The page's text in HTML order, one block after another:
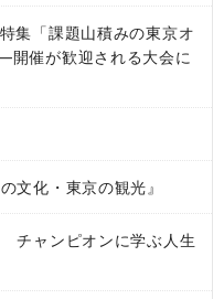
「課題山積みの東京オ
開催が歓迎される大会に
化・東京の観光』
ャンピオンに学ぶ人生